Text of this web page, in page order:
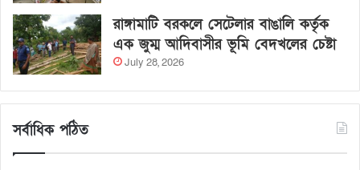
রাঙ্গামাটি বরকলে সেটেলার বাঙালি কর্তৃক
এক জুম্ম আদিবাসীর ভূমি বেদখলের চেষ্টা
July 28, 2026
সর্বাধিক পঠিত